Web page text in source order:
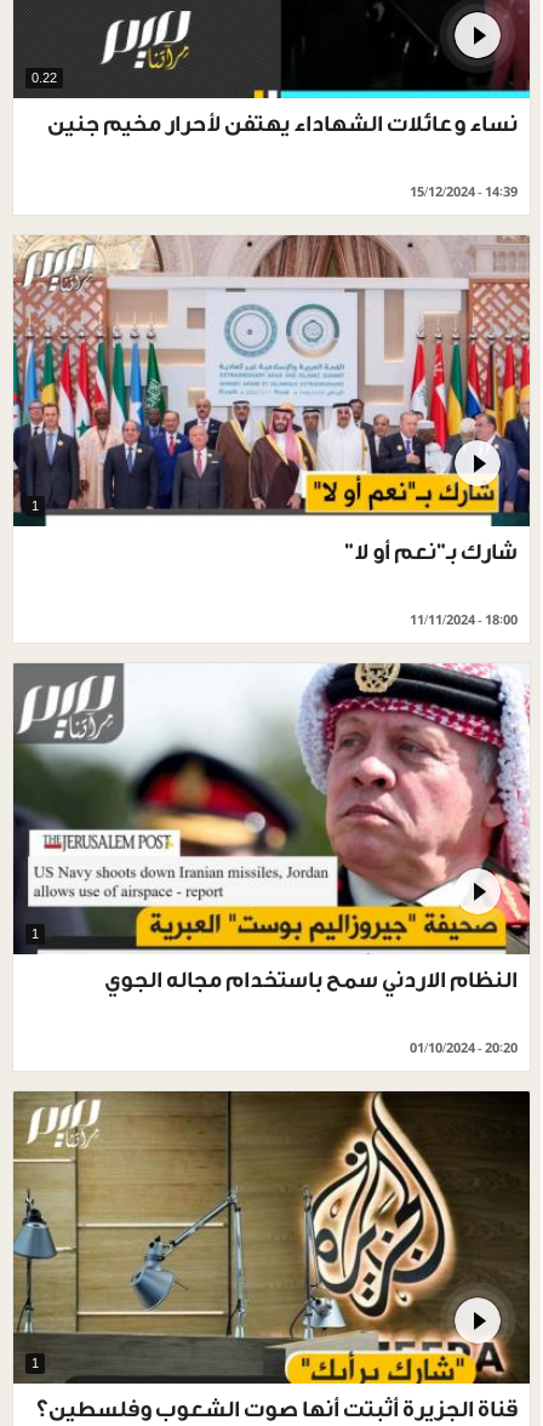
0.22
نساء وعائلات الشهاداء يهتفن لأحرار مخيم جنين
15/12/2024 - 14:39
1
شارك بـ"نعم أو لا"
11/11/2024 - 18:00
1
النظام الاردني سمح باستخدام مجاله الجوي
01/10/2024 - 20:20
1
قناة الجزيرة أثبتت أنها صوت الشعوب وفلسطين؟